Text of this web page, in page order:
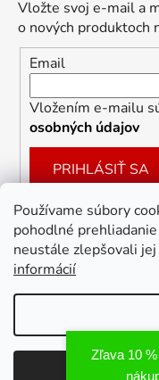
Používame súbory
pohodlné
neustále zlepšovali
informácií
Odmietnuť
Vložte svoj e-mail a
o nových produktoch
Email
Vložením e-mailu
osobných údajov
PRIHLÁSIŤ SA
Facebook
Zľava 10